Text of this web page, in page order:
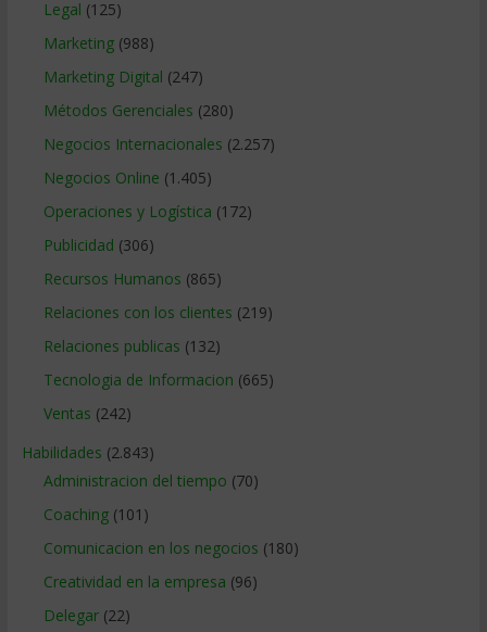
Legal (125)
Marketing(988)
Marketing Digital (247)
Métodos Gerenciales (280)
Negocios Internacionales (2.257)
Negocios Online (1.405)
Operaciones y Logística (172)
Publicidad (306)
Recursos Humanos (865)
Relaciones con los clientes (219)
Relaciones publicas (132)
Tecnologia de Informacion (665)
Ventas (242)
Habilidades (2.843)
Administracion del tiempo (70)
Coaching(101)
Comunicacion en los negocios (180)
Creatividad en la empresa (96)
Delegar(22)